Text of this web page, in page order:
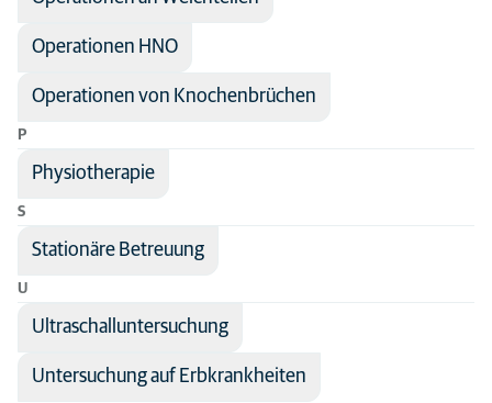
Operationen HNO
Operationen von Knochenbrüchen
P
Physiotherapie
S
Stationäre Betreuung
U
Ultraschalluntersuchung
Untersuchung auf Erbkrankheiten